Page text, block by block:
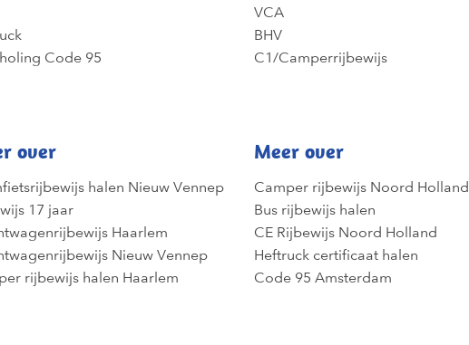
Code 95
VCA
BHV
C1/Camperrijbewijs
over
halen Nieuw Vennep
17 jaar
Haarlem
Nieuw Vennep
rijbewijs halen Haarlem
Meer over
Camper rijbewijs Noord Holland
Bus rijbewijs halen
CE Rijbewijs Noord Holland
Heftruck certificaat halen
Code 95 Amsterdam